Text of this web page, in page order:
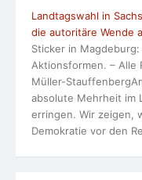
Landtagswahl in
die autoritäre Wende
Sticker in
Aktionsformen. – Alle
Müller-
absolute Mehrheit im
erringen. Wir zeigen,
Demokratie vor den